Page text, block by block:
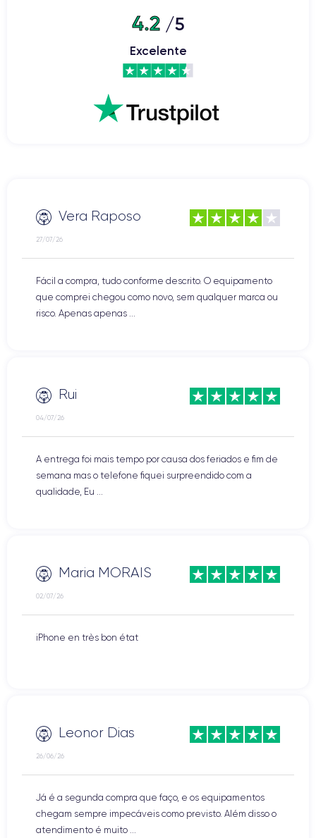
4.2/5
Excelente
Vera Raposo
27/07/26
Fácil a compra, tudo conforme descrito. O equipamento
que comprei chegou como novo, sem qualquer marca ou
risco. Apenas apenas ...
Rui
04/07/26
A entrega foi mais tempo por causa dos feriados e fim de
semana mas o telefone fiquei surpreendido com a
qualidade, Eu ...
Maria MORAIS
02/07/26
iPhone en très bon état
Leonor Dias
26/06/26
Já é a segunda compra que faço, e os equipamentos
chegam sempre impecáveis como previsto. Além disso o
atendimento é muito ...